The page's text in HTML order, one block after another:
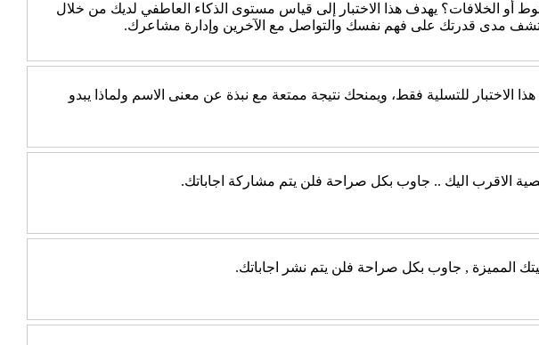
الخلافات؟ يهدف هذا الاختبار إلى قياس مستوى الذكاء العاطفي لديك من خلال
مدى قدرتك على فهم نفسك والتواصل مع الآخرين وإدارة مشاعرك.
للتسلية فقط، ويمنحك نتيجة ممتعة مع نبذة عن معنى الاسم ولماذا يبدو
الاقرب اليك .. جاوب بكل صراحة فلن يتم مشاركة اجاباتك.
المميزة , جاوب بكل صراحة فلن يتم نشر اجاباتك.